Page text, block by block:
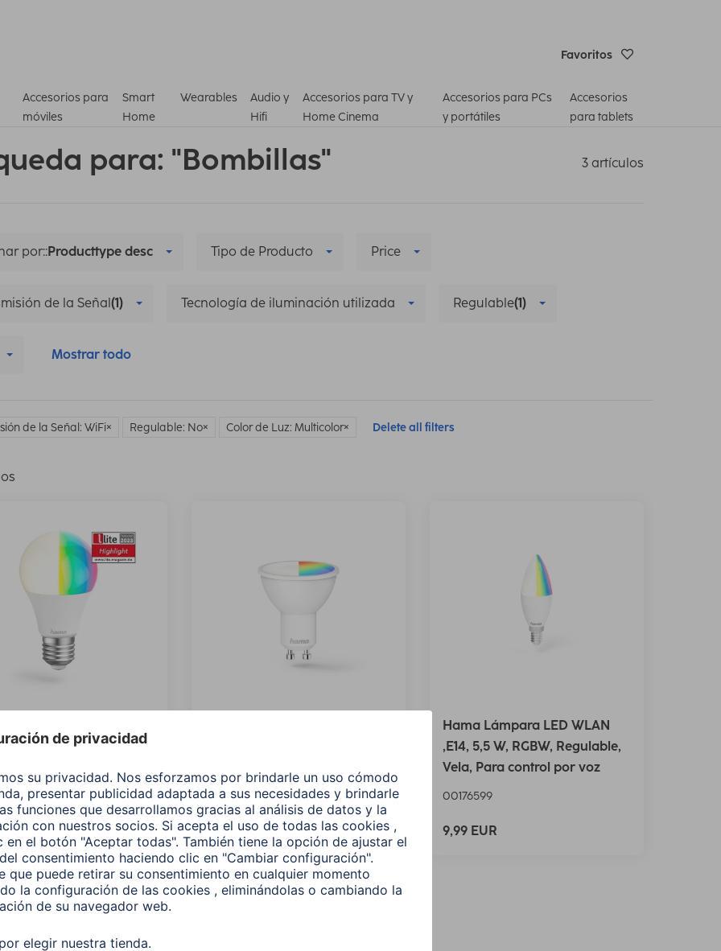
Favoritos
Accesorios para
móviles
Smart
Home
Wearables
Audio y
Hifi
Accesorios para TV y
Home Cinema
Accesorios para PCs
y portátiles
Accesorios
para tablets
para: "Bombillas" 3 artículos
por::Producttype desc Tipo de Producto Price
de la Señal(1) Tecnología de iluminación utilizada Regulable(1)
Mostrar todo
de la Señal: WiFi Regulable: No Color de Luz: Multicolor Delete all filters
RGB+CCT Regulable
00176598
11,99 EUR
Hama Lámpara LED WLAN
,E14, 5,5 W, RGBW, Regulable,
Vela, Para control por voz
00176599
9,99 EUR